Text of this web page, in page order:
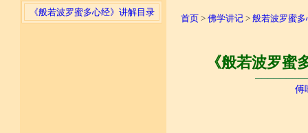
《般若波罗蜜多心经》讲解目录
首页 > 佛学讲记 > 般若波罗蜜多
《般若波罗蜜
傅